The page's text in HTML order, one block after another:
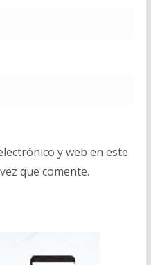
y web en este
que comente.